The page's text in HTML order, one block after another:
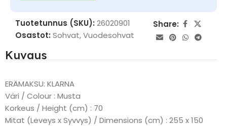
Tuotetunnus (SKU): 26020901
Osastot: Sohvat,Vuodesohvat
Share:
Kuvaus
ERÄMAKSU: KLARNA
Väri / Colour : Musta
Korkeus / Height (cm) : 70
Mitat (Leveys x Syvvys) / Dimensions (cm) : 255 x 150